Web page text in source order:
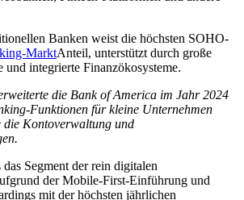
Banken weist die höchsten SOHO-
MarktAnteil, unterstützt durch große
integrierte Finanzökosysteme.
die Bank of America im Jahr 2024
Funktionen für kleine Unternehmen
die Kontoverwaltung und
Segment der rein digitalen
der Mobile-First-Einführung und
mit der höchsten jährlichen